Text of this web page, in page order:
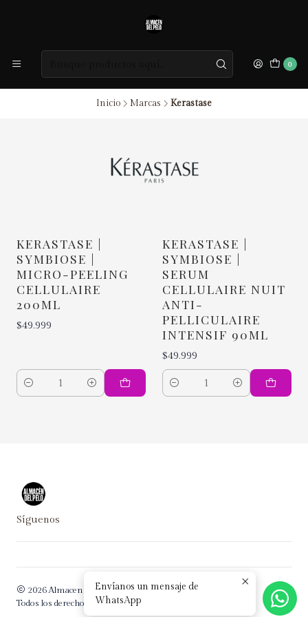
0
Inicio Marcas Kerastase
KERASTASE |
SYMBIOSE |
MICRO-PEELING
CELLULAIRE
200ML
$49.999
Cantidad
KERASTASE |
SYMBIOSE |
SERUM
CELLULAIRE NUIT
ANTI-
PELLICULAIRE
INTENSIF 90ML
$49.999
Cantidad
Síguenos
2026 Almacen del Pelo.
Todos los derechos reservados.Desarrollado por Jumpseller
Envíanos un mensaje de
WhatsApp